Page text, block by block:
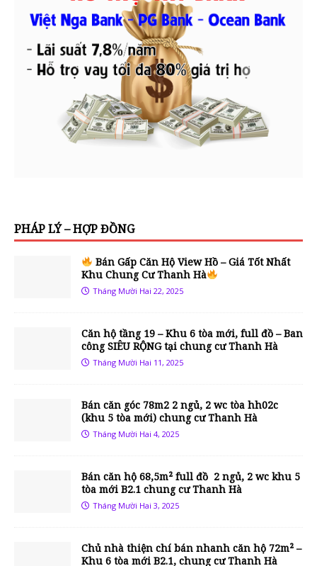
PHÁP LÝ – HỢP ĐỒNG
Bán Gấp Căn Hộ View Hồ – Giá Tốt Nhất
Khu Chung Cư Thanh Hà
Tháng Mười Hai 22, 2025
Căn hộ tầng 19 – Khu 6 tòa mới, full đồ – Ban
công SIÊU RỘNG tại chung cư Thanh Hà
Tháng Mười Hai 11, 2025
Bán căn góc 78m2 2 ngủ, 2 wc tòa hh02c
(khu 5 tòa mới) chung cư Thanh Hà
Tháng Mười Hai 4, 2025
Bán căn hộ 68,5m² full đồ 2 ngủ, 2 wc khu 5
tòa mới B2.1 chung cư Thanh Hà
Tháng Mười Hai 3, 2025
Chủ nhà thiện chí bán nhanh căn hộ 72m² –
Khu 6 tòa mới B2.1, chung cư Thanh Hà